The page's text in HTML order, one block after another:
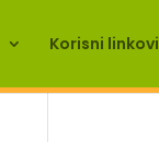
Korisni linkovi